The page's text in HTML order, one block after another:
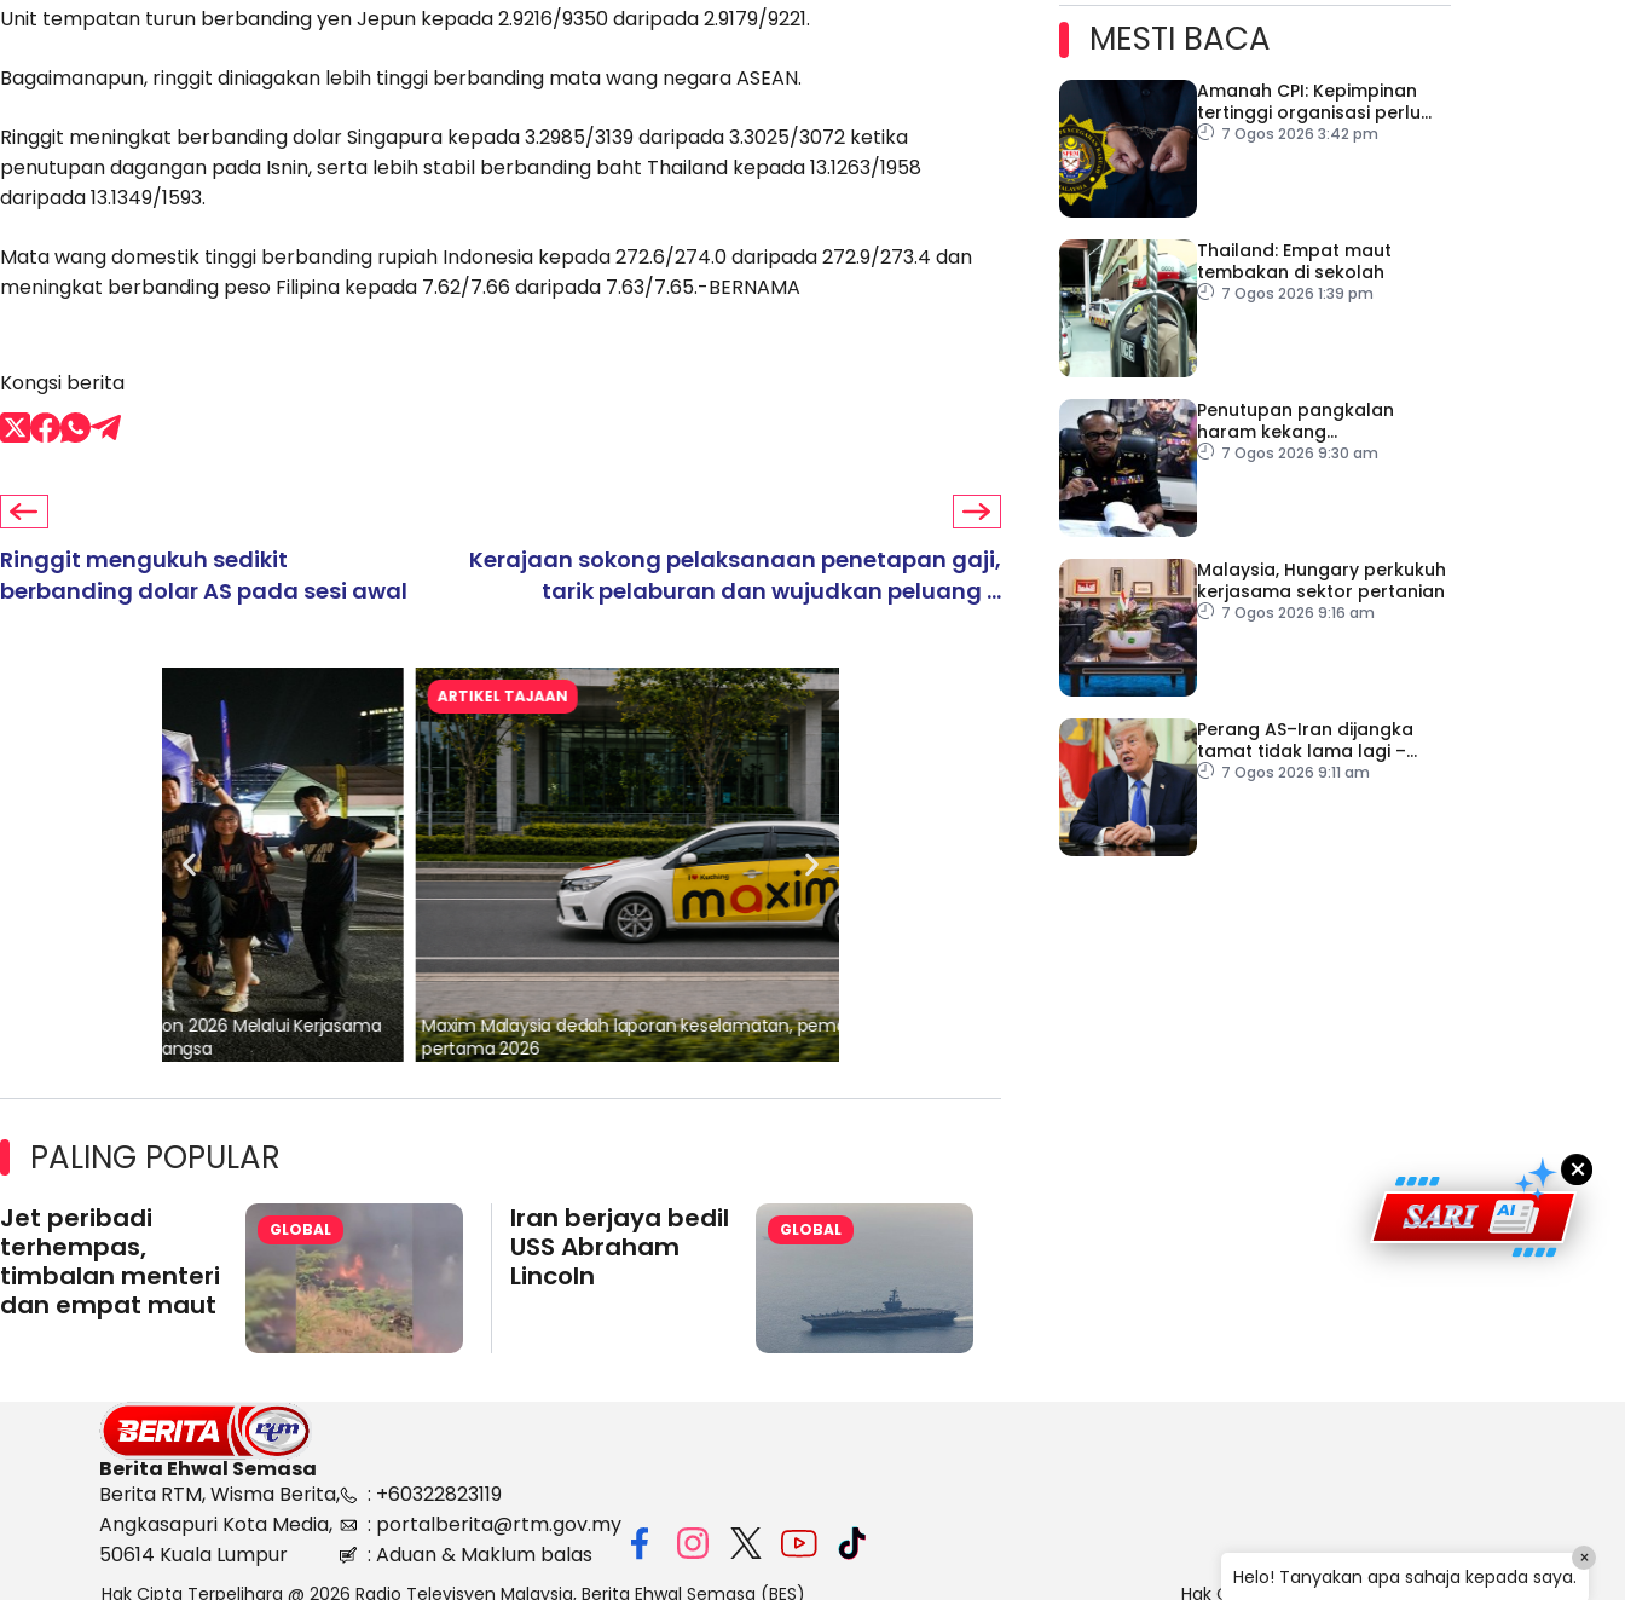
Unit tempatan turun berbanding yen Jepun kepada 2.9216/9350 daripada 2.9179/9221.
Bagaimanapun, ringgit diniagakan lebih tinggi berbanding mata wang negara ASEAN.
Ringgit meningkat berbanding dolar Singapura kepada 3.2985/3139 daripada 3.3025/3072 ketika
penutupan dagangan pada Isnin, serta lebih stabil berbanding baht Thailand kepada 13.1263/1958
daripada 13.1349/1593.
Mata wang domestik tinggi berbanding rupiah Indonesia kepada 272.6/274.0 daripada 272.9/273.4 dan
meningkat berbanding peso Filipina kepada 7.62/7.66 daripada 7.63/7.65.-BERNAMA
Kongsi berita
Ringgit mengukuh sedikit
berbanding dolar AS pada sesi awal
Kerajaan sokong pelaksanaan penetapan gaji,
tarik pelaburan dan wujudkan peluang ...
ARTIKEL TAJAAN
Maxim Malaysia dedah laporan keselamatan, pematuhan lesen separuh
pertama 2026
PALING POPULAR
Jet peribadi
terhempas,
timbalan menteri
dan empat maut
GLOBAL
Iran berjaya bedil
USS Abraham
Lincoln
GLOBAL
MESTI BACA
Amanah CPI: Kepimpinan
tertinggi organisasi perlu
pacu reformasi radikal
7 Ogos 2026 3:42 pm
Thailand: Empat maut
tembakan di sekolah
7 Ogos 2026 1:39 pm
Penutupan pangkalan
haram kekang
penyeludupan di Kelantan
7 Ogos 2026 9:30 am
Malaysia, Hungary perkukuh
kerjasama sektor pertanian
7 Ogos 2026 9:16 am
Perang AS–Iran dijangka
tamat tidak lama lagi –
Trump
7 Ogos 2026 9:11 am
×
Berita Ehwal Semasa
Berita RTM, Wisma Berita,
Angkasapuri Kota Media,
50614 Kuala Lumpur
: +60322823119
: portalberita@rtm.gov.my
: Aduan & Maklum balas
Hak Cipta Terpelihara @ 2026 Radio Televisyen Malaysia, Berita Ehwal Semasa (BES) Hak Cipta Penafian Polisi Keselamatan
Helo! Tanyakan apa sahaja kepada saya.
×